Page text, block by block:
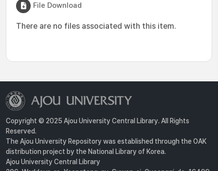
File Download
There are no files associated with this item.
Copyright © 2025 Ajou University Central Library. All Rights
Reserved.
The Ajou University Repository was established through the OAK
distribution project by the National Library of Korea.
Ajou University Central Library